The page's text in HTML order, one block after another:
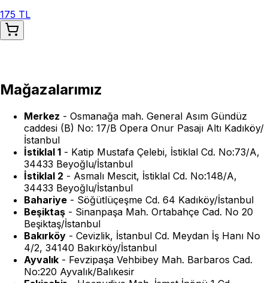
175 TL
Mağazalarımız
Merkez - Osmanağa mah. General Asım Gündüz
caddesi (B) No: 17/B Opera Onur Pasajı Altı Kadıköy/
İstanbul
İstiklal 1 - Katip Mustafa Çelebi, İstiklal Cd. No:73/A,
34433 Beyoğlu/İstanbul
İstiklal 2 - Asmalı Mescit, İstiklal Cd. No:148/A,
34433 Beyoğlu/İstanbul
Bahariye - Söğütlüçeşme Cd. 64 Kadıköy/İstanbul
Beşiktaş - Sinanpaşa Mah. Ortabahçe Cad. No 20
Beşiktaş/İstanbul
Bakırköy - Cevizlik, İstanbul Cd. Meydan İş Hanı No
4/2, 34140 Bakırköy/İstanbul
Ayvalık - Fevzipaşa Vehbibey Mah. Barbaros Cad.
No:220 Ayvalık/Balıkesir